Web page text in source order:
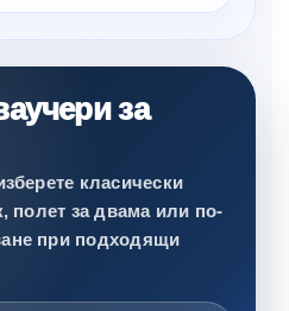
за
класически
полет за двама или по-
при подходящи